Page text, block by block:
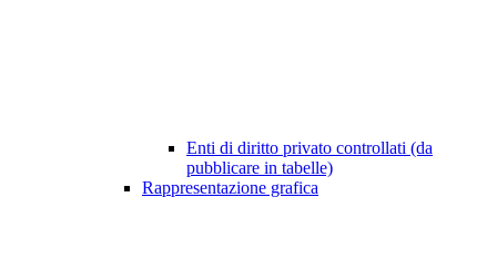
Enti di diritto privato controllati (da
pubblicare in tabelle)
Rappresentazione grafica